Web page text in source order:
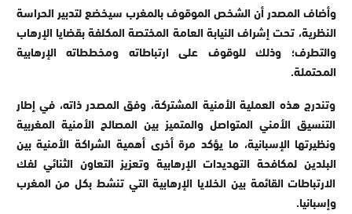
وأضاف المصدر أن الشخص الموقوف بالمغرب سيخضع لتدبير الحراسة
النظرية، تحت إشراف النيابة العامة المختصة المكلفة بقضايا الإرهاب
والتطرف؛ وذلك للوقوف على ارتباطاته ومخططاته الإرهابية
المحتملة.
وتندرج هذه العملية الأمنية المشتركة، وفق المصدر ذاته، في إطار
التنسيق الأمني المتواصل والمتميز بين المصالح الأمنية المغربية
ونظيرتها الإسبانية، ما يؤكد مرة أخرى أهمية الشراكة الأمنية بين
البلدين لمكافحة التهديدات الإرهابية وتعزيز التعاون الثنائي لفك
الارتباطات القائمة بين الخلايا الإرهابية التي تنشط بكل من المغرب
وإسبانيا.